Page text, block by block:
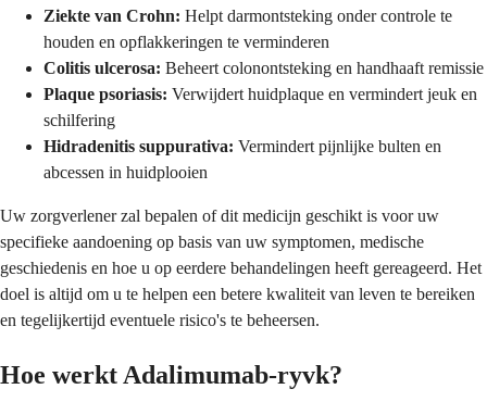
Ziekte van Crohn: Helpt darmontsteking onder controle te
houden en opflakkeringen te verminderen
Colitis ulcerosa: Beheert colonontsteking en handhaaft remissie
Plaque psoriasis: Verwijdert huidplaque en vermindert jeuk en
schilfering
Hidradenitis suppurativa: Vermindert pijnlijke bulten en
abcessen in huidplooien
Uw zorgverlener zal bepalen of dit medicijn geschikt is voor uw
specifieke aandoening op basis van uw symptomen, medische
geschiedenis en hoe u op eerdere behandelingen heeft gereageerd. Het
doel is altijd om u te helpen een betere kwaliteit van leven te bereiken
en tegelijkertijd eventuele risico's te beheersen.
Hoe werkt Adalimumab-ryvk?